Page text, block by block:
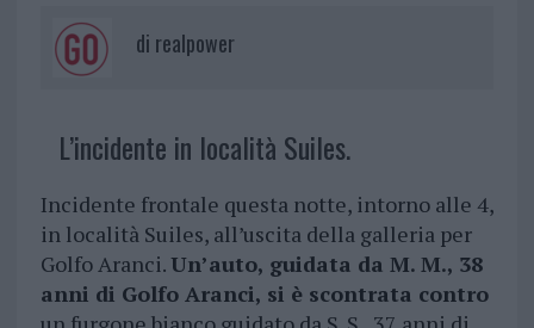
di realpower
L’incidente in località Suiles.
Incidente frontale questa notte, intorno alle 4,
in località Suiles, all’uscita della galleria per
Golfo Aranci.Un’auto, guidata da M. M., 38
anni di Golfo Aranci, si è scontrata contro